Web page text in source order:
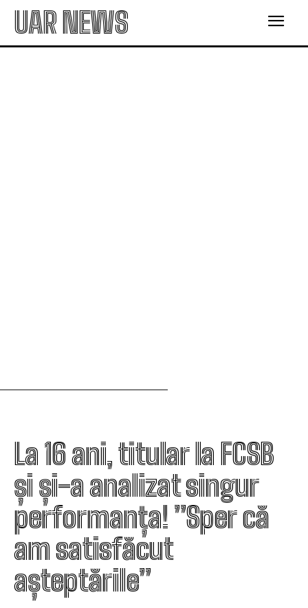
UAR NEWS
La 16 ani, titular la FCSB
și și-a analizat singur
performanța! ”Sper că
am satisfăcut
așteptările”